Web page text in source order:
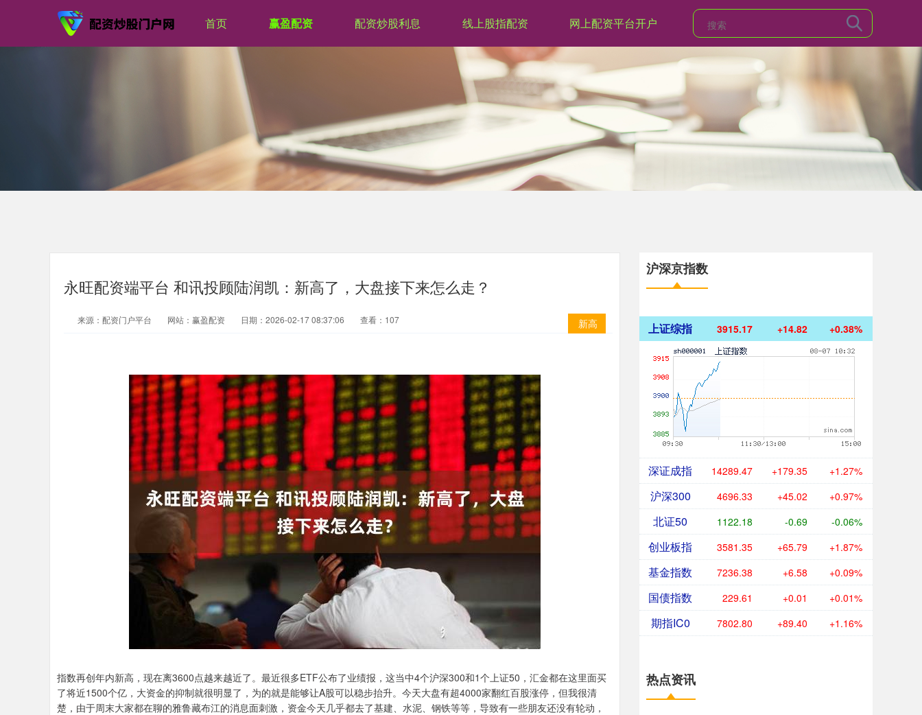
首页 赢盈配资 配资炒股利息 线上股指配资 网上配资平台开户
永旺配资端平台 和讯投顾陆润凯：新高了，大盘接下来怎么走？
新高
来源：配资门户平台 网站：赢盈配资 日期：2026-02-17 08:37:06 查看：107
指数再创年内新高，现在离3600点越来越近了。最近很多ETF公布了业绩报，这当中4个沪深300和1个上证50，汇金都在这里面买
了将近1500个亿，大资金的抑制就很明显了，为的就是能够让A股可以稳步抬升。今天大盘有超4000家翻红百股涨停，但我很清
楚，由于周末大家都在聊的雅鲁藏布江的消息面刺激，资金今天几乎都去了基建、水泥、钢铁等等，导致有一些朋友还没有轮动，
沪深京指数
上证综指 3915.17 +14.82 +0.38%
深证成指 14289.47 +179.35 +1.27%
沪深300 4696.33 +45.02 +0.97%
北证50 1122.18 -0.69 -0.06%
创业板指 3581.35 +65.79 +1.87%
基金指数 7236.38 +6.58 +0.09%
国债指数 229.61 +0.01 +0.01%
期指IC0 7802.80 +89.40 +1.16%
热点资讯